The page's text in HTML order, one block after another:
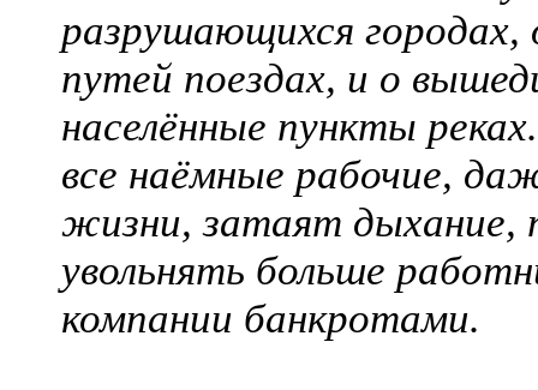
разрушающихся
путей поездах, и о
населённые пункты
все наёмные рабочие,
жизни, затаят дыхание,
увольнять больше
компании банкротами.